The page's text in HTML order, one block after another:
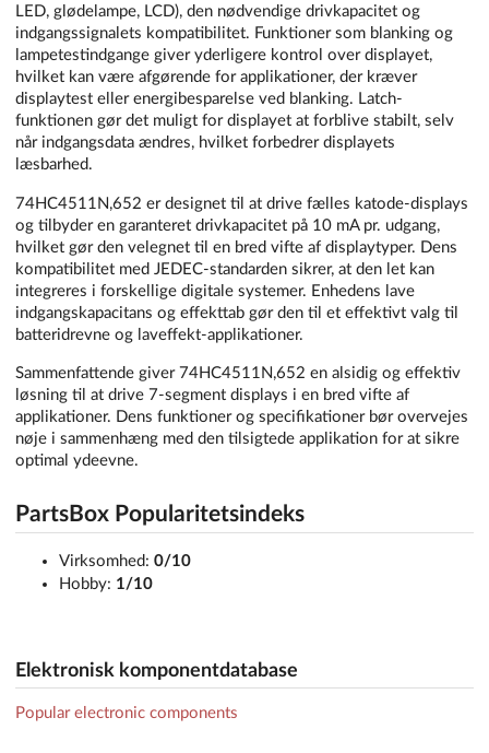
LED, glødelampe, LCD), den nødvendige drivkapacitet og
indgangssignalets kompatibilitet. Funktioner som blanking og
lampetestindgange giver yderligere kontrol over displayet,
hvilket kan være afgørende for applikationer, der kræver
displaytest eller energibesparelse ved blanking. Latch-
funktionen gør det muligt for displayet at forblive stabilt, selv
når indgangsdata ændres, hvilket forbedrer displayets
læsbarhed.
74HC4511N,652 er designet til at drive fælles katode-displays
og tilbyder en garanteret drivkapacitet på 10 mA pr. udgang,
hvilket gør den velegnet til en bred vifte af displaytyper. Dens
kompatibilitet med JEDEC-standarden sikrer, at den let kan
integreres i forskellige digitale systemer. Enhedens lave
indgangskapacitans og effekttab gør den til et effektivt valg til
batteridrevne og laveffekt-applikationer.
Sammenfattende giver 74HC4511N,652 en alsidig og effektiv
løsning til at drive 7-segment displays i en bred vifte af
applikationer. Dens funktioner og specifikationer bør overvejes
nøje i sammenhæng med den tilsigtede applikation for at sikre
optimal ydeevne.
PartsBox Popularitetsindeks
Virksomhed: 0/10
Hobby: 1/10
Elektronisk komponentdatabase
Popular electronic components